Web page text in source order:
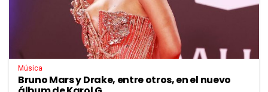
Música
Bruno Mars y Drake, entre otros, en el nuevo